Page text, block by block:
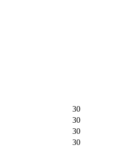
30
30
30
30